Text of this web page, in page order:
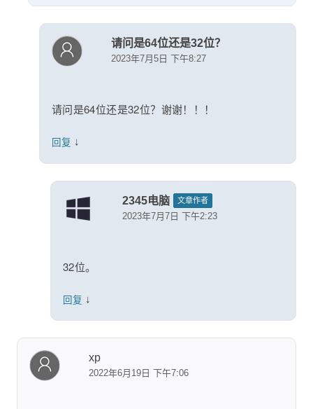
请问是64位还是32位？
2023年7月5日 下午8:27
请问是64位还是32位？谢谢！！！
回复 ↓
2345电脑 文章作者
2023年7月7日 下午2:23
32位。
回复 ↓
xp
2022年6月19日 下午7:06